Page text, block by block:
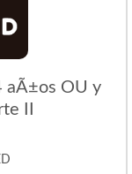
aÃ±os OU y
II